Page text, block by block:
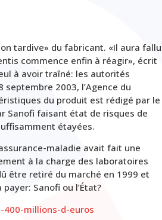
tardive» du fabricant. «Il aura fallu
commence enfin à réagir», écrit
à avoir traîné: les autorités
2003, l’Agence du
du produit est rédigé par le
Sanofi faisant état de risques de
étayées.
maladie avait fait une
à la charge des laboratoires
être retiré du marché en 1999 et
Sanofi ou l’État?
millions-d-euros